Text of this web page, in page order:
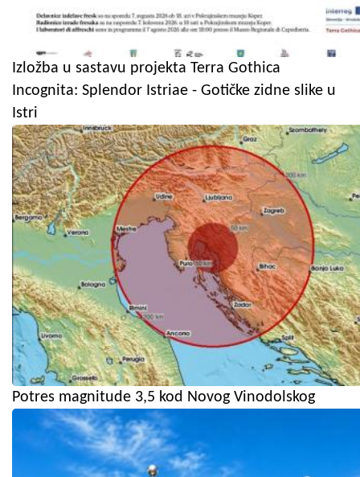
Izložba u sastavu projekta Terra Gothica
Incognita: Splendor Istriae - Gotičke zidne slike u
Istri
Potres magnitude 3,5 kod Novog Vinodolskog